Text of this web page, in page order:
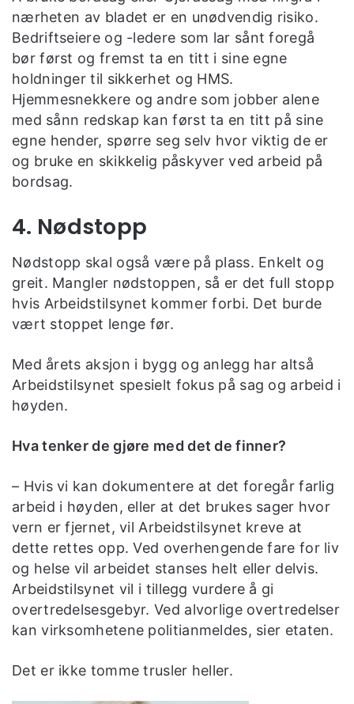
nærheten av bladet er en unødvendig risiko.
Bedriftseiere og -ledere som lar sånt foregå
bør først og fremst ta en titt i sine egne
holdninger til sikkerhet og HMS.
Hjemmesnekkere og andre som jobber alene
med sånn redskap kan først ta en titt på sine
egne hender, spørre seg selv hvor viktig de er
og bruke en skikkelig påskyver ved arbeid på
bordsag.
4. Nødstopp
Nødstopp skal også være på plass. Enkelt og
greit. Mangler nødstoppen, så er det full stopp
hvis Arbeidstilsynet kommer forbi. Det burde
vært stoppet lenge før.
Med årets aksjon i bygg og anlegg har altså
Arbeidstilsynet spesielt fokus på sag og arbeid i
høyden.
Hva tenker de gjøre med det de finner?
– Hvis vi kan dokumentere at det foregår farlig
arbeid i høyden, eller at det brukes sager hvor
vern er fjernet, vil Arbeidstilsynet kreve at
dette rettes opp. Ved overhengende fare for liv
og helse vil arbeidet stanses helt eller delvis.
Arbeidstilsynet vil i tillegg vurdere å gi
overtredelsesgebyr. Ved alvorlige overtredelser
kan virksomhetene politianmeldes, sier etaten.
Det er ikke tomme trusler heller.